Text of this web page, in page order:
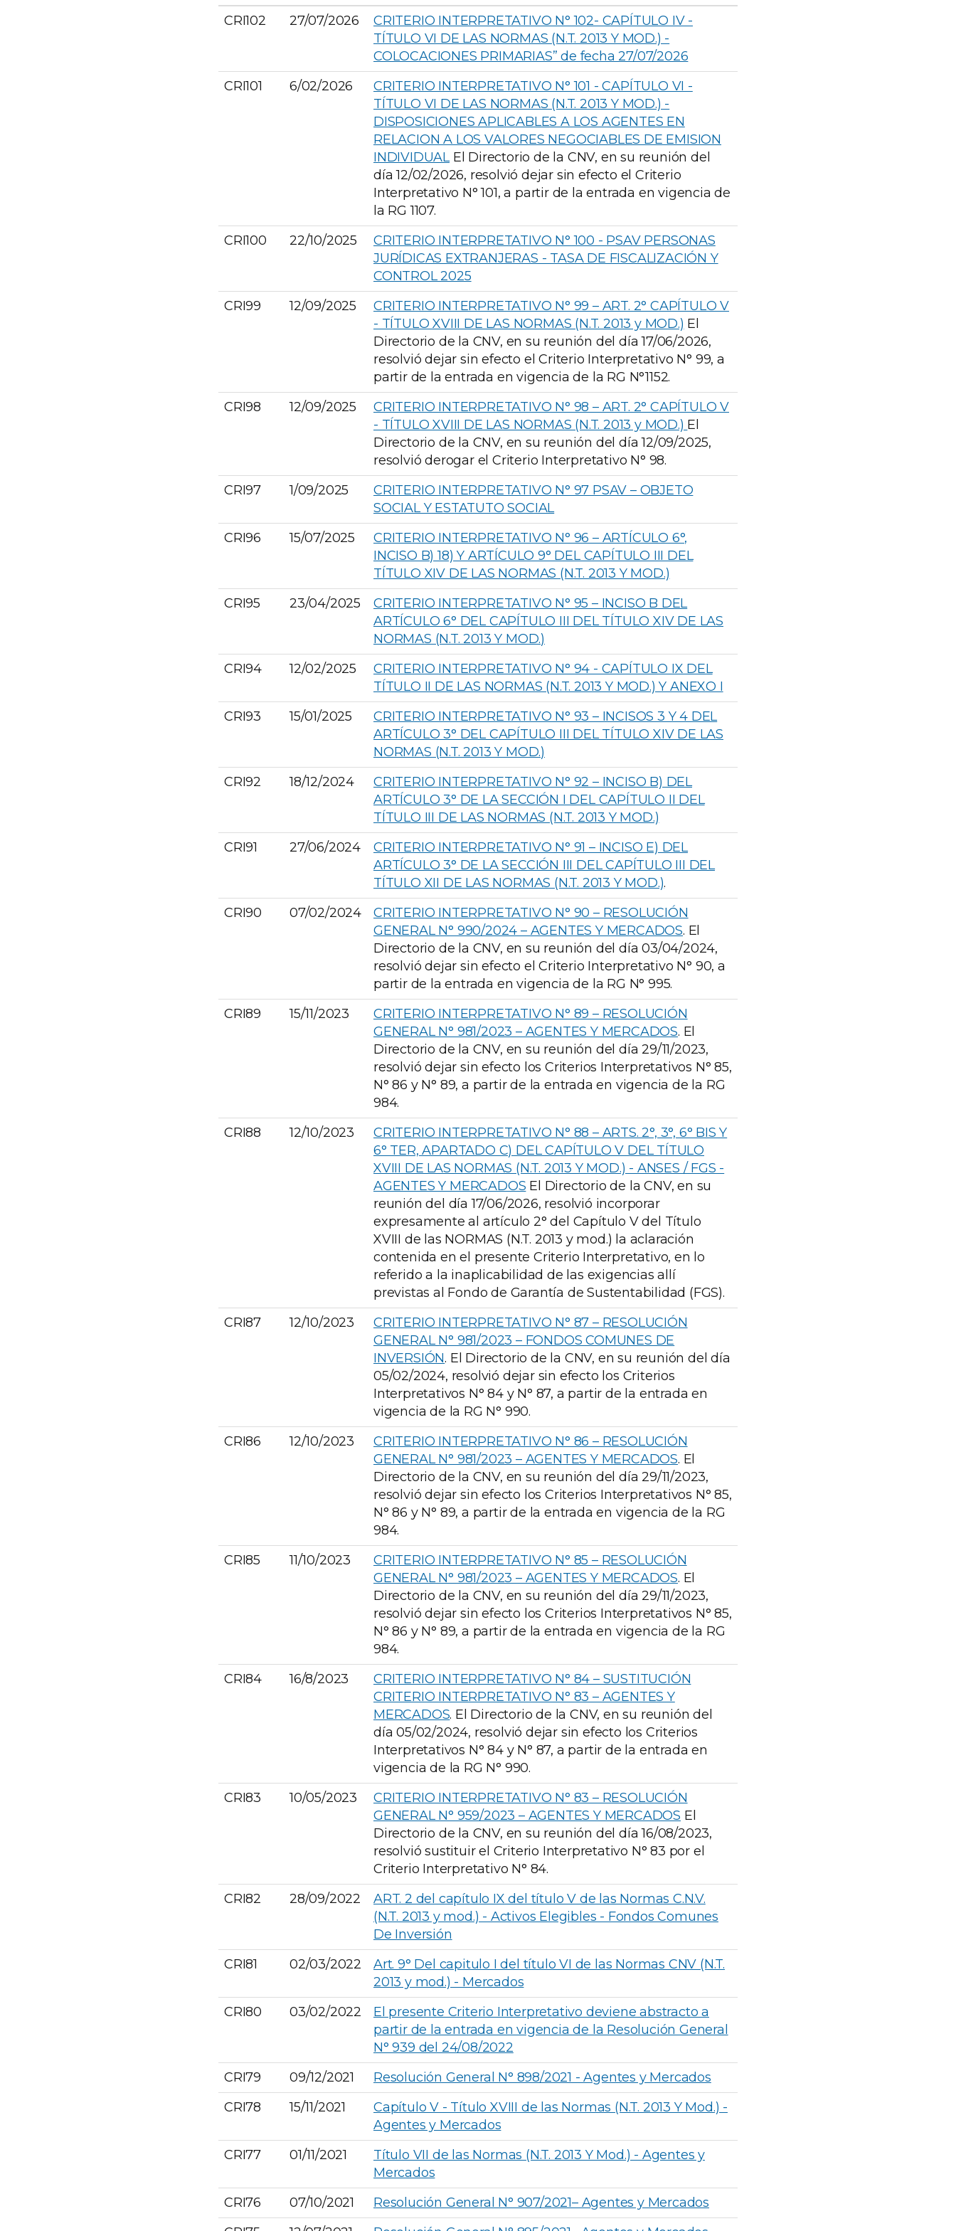
CRI102
27/07/2026
CRITERIO INTERPRETATIVO N° 102- CAPÍTULO IV -
TÍTULO VI DE LAS NORMAS (N.T. 2013 Y MOD.) -
COLOCACIONES PRIMARIAS” de fecha 27/07/2026
CRI101
6/02/2026
CRITERIO INTERPRETATIVO N° 101 - CAPÍTULO VI -
TÍTULO VI DE LAS NORMAS (N.T. 2013 Y MOD.) -
DISPOSICIONES APLICABLES A LOS AGENTES EN
RELACION A LOS VALORES NEGOCIABLES DE EMISION
INDIVIDUALEl Directorio de la CNV, en su reunión del
día 12/02/2026, resolvió dejar sin efecto el Criterio
Interpretativo N° 101, a partir de la entrada en vigencia de
la RG 1107.
CRI100
22/10/2025
CRITERIO INTERPRETATIVO N° 100 - PSAV PERSONAS
JURÍDICAS EXTRANJERAS - TASA DE FISCALIZACIÓN Y
CONTROL 2025
CRI99
12/09/2025
CRITERIO INTERPRETATIVO N° 99 – ART. 2° CAPÍTULO V
- TÍTULO XVIII DE LAS NORMAS (N.T. 2013 y MOD.) El
Directorio de la CNV, en su reunión del día 17/06/2026,
resolvió dejar sin efecto el Criterio Interpretativo N° 99, a
partir de la entrada en vigencia de la RG N°1152.
CRI98
12/09/2025
CRITERIO INTERPRETATIVO N° 98 – ART. 2° CAPÍTULO V
- TÍTULO XVIII DE LAS NORMAS (N.T. 2013 y MOD.) El
Directorio de la CNV, en su reunión del día 12/09/2025,
resolvió derogar el Criterio Interpretativo N° 98.
CRI97
1/09/2025
CRITERIO INTERPRETATIVO N° 97 PSAV – OBJETO
SOCIAL Y ESTATUTO SOCIAL
CRI96
15/07/2025
CRITERIO INTERPRETATIVO N° 96 – ARTÍCULO 6°,
INCISO B) 18) Y ARTÍCULO 9° DEL CAPÍTULO III DEL
TÍTULO XIV DE LAS NORMAS (N.T. 2013 Y MOD.)
CRI95
23/04/2025
CRITERIO INTERPRETATIVO N° 95 – INCISO B DEL
ARTÍCULO 6° DEL CAPÍTULO III DEL TÍTULO XIV DE LAS
NORMAS (N.T. 2013 Y MOD.)
CRI94
12/02/2025
CRITERIO INTERPRETATIVO N° 94 - CAPÍTULO IX DEL
TÍTULO II DE LAS NORMAS (N.T. 2013 Y MOD.) Y ANEXO I
CRI93
15/01/2025
CRITERIO INTERPRETATIVO N° 93 – INCISOS 3 Y 4 DEL
ARTÍCULO 3° DEL CAPÍTULO III DEL TÍTULO XIV DE LAS
NORMAS (N.T. 2013 Y MOD.)
CRI92
18/12/2024
CRITERIO INTERPRETATIVO N° 92 – INCISO B) DEL
ARTÍCULO 3° DE LA SECCIÓN I DEL CAPÍTULO II DEL
TÍTULO III DE LAS NORMAS (N.T. 2013 Y MOD.)
CRI91
27/06/2024
CRITERIO INTERPRETATIVO N° 91 – INCISO E) DEL
ARTÍCULO 3° DE LA SECCIÓN III DEL CAPÍTULO III DEL
TÍTULO XII DE LAS NORMAS (N.T. 2013 Y MOD.).
CRI90
07/02/2024
CRITERIO INTERPRETATIVO N° 90 – RESOLUCIÓN
GENERAL N° 990/2024 – AGENTES Y MERCADOS. El
Directorio de la CNV, en su reunión del día 03/04/2024,
resolvió dejar sin efecto el Criterio Interpretativo N° 90, a
partir de la entrada en vigencia de la RG N° 995.
CRI89
15/11/2023
CRITERIO INTERPRETATIVO N° 89 – RESOLUCIÓN
GENERAL N° 981/2023 – AGENTES Y MERCADOS. El
Directorio de la CNV, en su reunión del día 29/11/2023,
resolvió dejar sin efecto los Criterios Interpretativos N° 85,
N° 86 y N° 89, a partir de la entrada en vigencia de la RG
984.
CRI88
12/10/2023
CRITERIO INTERPRETATIVO N° 88 – ARTS. 2°, 3°, 6° BIS Y
6° TER, APARTADO C) DEL CAPÍTULO V DEL TÍTULO
XVIII DE LAS NORMAS (N.T. 2013 Y MOD.) - ANSES / FGS -
AGENTES Y MERCADOS El Directorio de la CNV, en su
reunión del día 17/06/2026, resolvió incorporar
expresamente al artículo 2° del Capítulo V del Título
XVIII de las NORMAS (N.T. 2013 y mod.) la aclaración
contenida en el presente Criterio Interpretativo, en lo
referido a la inaplicabilidad de las exigencias allí
previstas al Fondo de Garantía de Sustentabilidad (FGS).
CRI87
12/10/2023
CRITERIO INTERPRETATIVO N° 87 – RESOLUCIÓN
GENERAL N° 981/2023 – FONDOS COMUNES DE
INVERSIÓN. El Directorio de la CNV, en su reunión del día
05/02/2024, resolvió dejar sin efecto los Criterios
Interpretativos N° 84 y N° 87, a partir de la entrada en
vigencia de la RG N° 990.
CRI86
12/10/2023
CRITERIO INTERPRETATIVO N° 86 – RESOLUCIÓN
GENERAL N° 981/2023 – AGENTES Y MERCADOS. El
Directorio de la CNV, en su reunión del día 29/11/2023,
resolvió dejar sin efecto los Criterios Interpretativos N° 85,
N° 86 y N° 89, a partir de la entrada en vigencia de la RG
984.
CRI85
11/10/2023
CRITERIO INTERPRETATIVO N° 85 – RESOLUCIÓN
GENERAL N° 981/2023 – AGENTES Y MERCADOS. El
Directorio de la CNV, en su reunión del día 29/11/2023,
resolvió dejar sin efecto los Criterios Interpretativos N° 85,
N° 86 y N° 89, a partir de la entrada en vigencia de la RG
984.
CRI84
16/8/2023
CRITERIO INTERPRETATIVO N° 84 – SUSTITUCIÓN
CRITERIO INTERPRETATIVO N° 83 – AGENTES Y
MERCADOS. El Directorio de la CNV, en su reunión del
día 05/02/2024, resolvió dejar sin efecto los Criterios
Interpretativos N° 84 y N° 87, a partir de la entrada en
vigencia de la RG N° 990.
CRI83
10/05/2023
CRITERIO INTERPRETATIVO N° 83 – RESOLUCIÓN
GENERAL N° 959/2023 – AGENTES Y MERCADOS El
Directorio de la CNV, en su reunión del día 16/08/2023,
resolvió sustituir el Criterio Interpretativo N° 83 por el
Criterio Interpretativo N° 84.
CRI82
28/09/2022
ART. 2 del capítulo IX del título V de las Normas C.N.V.
(N.T. 2013 y mod.) - Activos Elegibles - Fondos Comunes
De Inversión
CRI81
02/03/2022
Art. 9° Del capitulo I del título VI de las Normas CNV (N.T.
2013 y mod.) - Mercados
CRI80
03/02/2022
El presente Criterio Interpretativo deviene abstracto a
partir de la entrada en vigencia de la Resolución General
N° 939 del 24/08/2022
CRI79
09/12/2021
Resolución General N° 898/2021 - Agentes y Mercados
CRI78
15/11/2021
Capítulo V - Título XVIII de las Normas (N.T. 2013 Y Mod.) -
Agentes y Mercados
CRI77
01/11/2021
Título VII de las Normas (N.T. 2013 Y Mod.) - Agentes y
Mercados
CRI76
07/10/2021
Resolución General N° 907/2021– Agentes y Mercados